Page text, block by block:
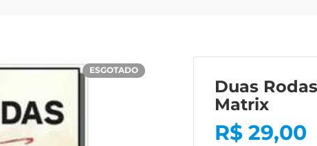
ESGOTADO
Duas
Matrix
R$ 29,00